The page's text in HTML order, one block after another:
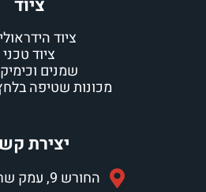
ציוד
ציוד
ציוד טכני
שמנים
מכונות שטיפה
יצירת
החורש 9, עמק שרה, באר שבע